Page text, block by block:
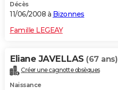
Décès
11/06/2008 à Bizonnes
Famille LEGEAY
Eliane JAVELLAS (67 ans)
Créer une cagnotte obsèques
Naissance